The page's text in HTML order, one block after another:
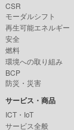
CSR
モーダルシフト
再生可能エネルギー
安全
燃料
環境への取り組み
BCP
防災・災害
サービス・商品
ICT・IoT
サービス全般